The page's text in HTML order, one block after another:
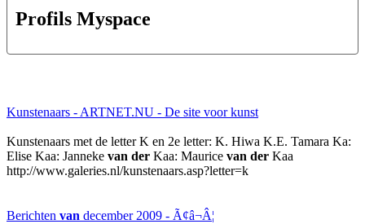
Profils Myspace
Kunstenaars - ARTNET.NU - De site voor kunst
Kunstenaars met de letter K en 2e letter: K. Hiwa K.E. Tamara Ka:
Elise Kaa: Janneke van der Kaa: Maurice van der Kaa
http://www.galeries.nl/kunstenaars.asp?letter=k
Berichten van december 2009 - Ã¢â¬Â¦